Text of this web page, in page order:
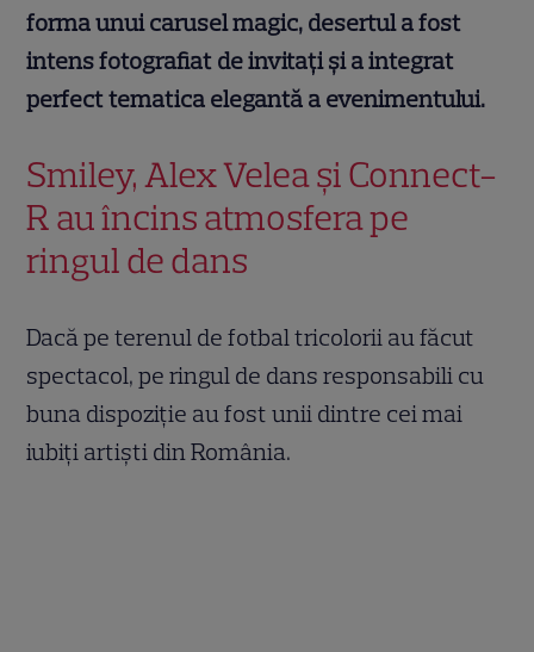
forma unui carusel magic, desertul a fost
intens fotografiat de invitați și a integrat
perfect tematica elegantă a evenimentului.
Smiley, Alex Velea și Connect-
R au încins atmosfera pe
ringul de dans
Dacă pe terenul de fotbal tricolorii au făcut
spectacol, pe ringul de dans responsabili cu
buna dispoziție au fost unii dintre cei mai
iubiți artiști din România.